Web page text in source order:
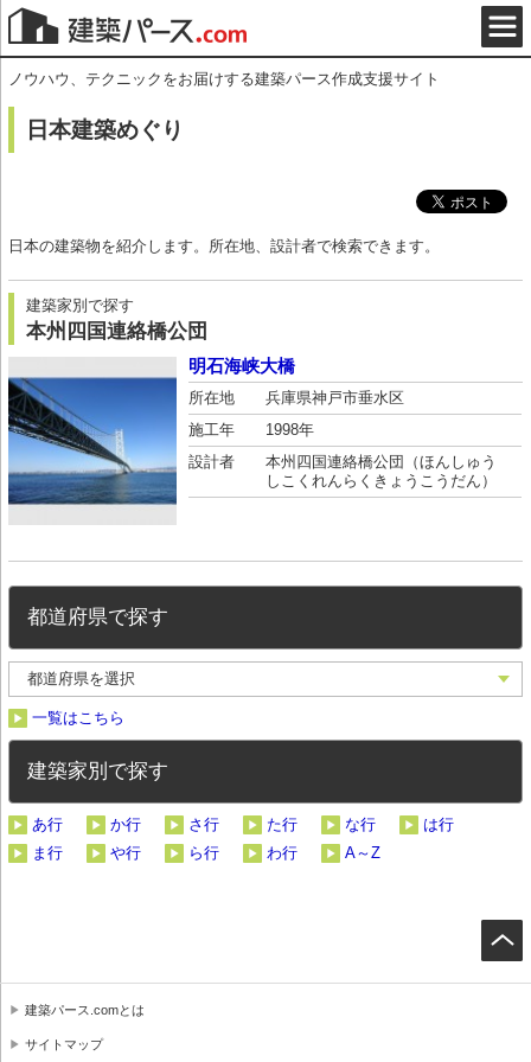
ノウハウ、テクニックをお届けする建築パース作成支援サイト
日本建築めぐり
日本の建築物を紹介します。所在地、設計者で検索できます。
建築家別で探す
本州四国連絡橋公団
明石海峡大橋
所在地
兵庫県神戸市垂水区
施工年
1998年
設計者
本州四国連絡橋公団（ほんしゅう
しこくれんらくきょうこうだん）
都道府県で探す
一覧はこちら
建築家別で探す
あ行 か行 さ行 た行 な行
は行
ま行
や行 ら行 わ行 A～Z
建築パース.comとは
サイトマップ